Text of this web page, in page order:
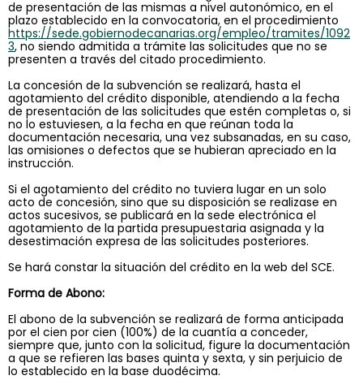
de presentación de las mismas a nivel autonómico, en el
plazo establecido en la convocatoria, en el procedimiento
https://sede.gobiernodecanarias.org/empleo/tramites/1092
3, no siendo admitida a trámite las solicitudes que no se
presenten a través del citado procedimiento.
La concesión de la subvención se realizará, hasta el
agotamiento del crédito disponible, atendiendo a la fecha
de presentación de las solicitudes que estén completas o, si
no lo estuviesen, a la fecha en que reúnan toda la
documentación necesaria, una vez subsanadas, en su caso,
las omisiones o defectos que se hubieran apreciado en la
instrucción.
Si el agotamiento del crédito no tuviera lugar en un solo
acto de concesión, sino que su disposición se realizase en
actos sucesivos, se publicará en la sede electrónica el
agotamiento de la partida presupuestaria asignada y la
desestimación expresa de las solicitudes posteriores.
Se hará constar la situación del crédito en la web del SCE.
Forma de Abono:
El abono de la subvención se realizará de forma anticipada
por el cien por cien (100%) de la cuantía a conceder,
siempre que, junto con la solicitud, figure la documentación
a que se refieren las bases quinta y sexta, y sin perjuicio de
lo establecido en la base duodécima.